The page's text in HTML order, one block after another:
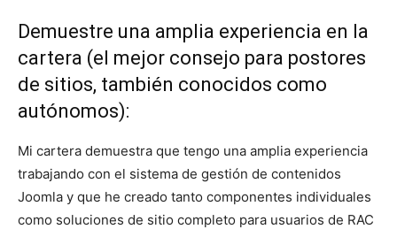
Demuestre una amplia experiencia en la
cartera (el mejor consejo para postores
de sitios, también conocidos como
autónomos):
Mi cartera demuestra que tengo una amplia experiencia
trabajando con el sistema de gestión de contenidos
Joomla y que he creado tanto componentes individuales
como soluciones de sitio completo para usuarios de RAC